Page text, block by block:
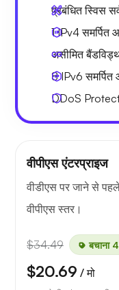
प्रबंधित स्विस
1 IPv4समर्पित
असीमित
8 IPv6समर्पित
DDoS
वीपीएस एंटरप्राइज
वीडीएस पर जाने से
वीपीएस स्तर।
$34.49 बचाना
$20.69 / मो